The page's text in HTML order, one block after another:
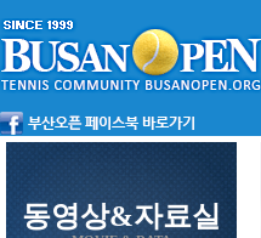
동영상&자료실